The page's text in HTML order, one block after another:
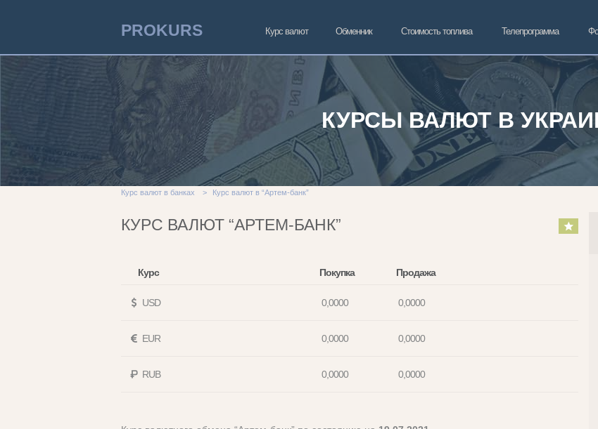
PROKURS Курс валют Обменник Стоимость топлива Телепрограмма
КУРСЫ ВАЛЮТ В
Курс валют в банках > Курс валют в “Артем-банк”
КУРС ВАЛЮТ “АРТЕМ-БАНК”
Курс Покупка Продажа
USD 0,0000 0,0000
EUR 0,0000 0,0000
RUB 0,0000 0,0000